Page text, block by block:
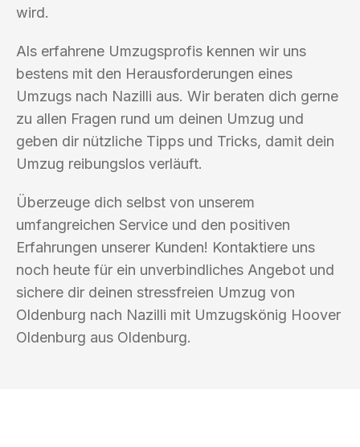
wird.
Als erfahrene Umzugsprofis kennen wir uns
bestens mit den Herausforderungen eines
Umzugs nach Nazilli aus. Wir beraten dich gerne
zu allen Fragen rund um deinen Umzug und
geben dir nützliche Tipps und Tricks, damit dein
Umzug reibungslos verläuft.
Überzeuge dich selbst von unserem
umfangreichen Service und den positiven
Erfahrungen unserer Kunden! Kontaktiere uns
noch heute für ein unverbindliches Angebot und
sichere dir deinen stressfreien Umzug von
Oldenburg nach Nazilli mit Umzugskönig Hoover
Oldenburg aus Oldenburg.